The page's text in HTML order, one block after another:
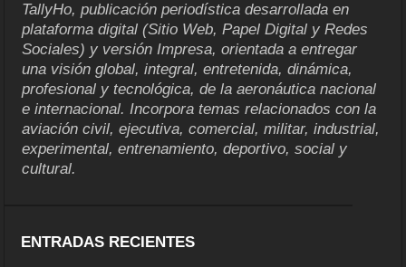
TallyHo, publicación periodística desarrollada en
plataforma digital (Sitio Web, Papel Digital y Redes
Sociales) y versión Impresa, orientada a entregar
una visión global, integral, entretenida, dinámica,
profesional y tecnológica, de la aeronáutica nacional
e internacional. Incorpora temas relacionados con la
aviación civil, ejecutiva, comercial, militar, industrial,
experimental, entrenamiento, deportivo, social y
cultural.
ENTRADAS RECIENTES